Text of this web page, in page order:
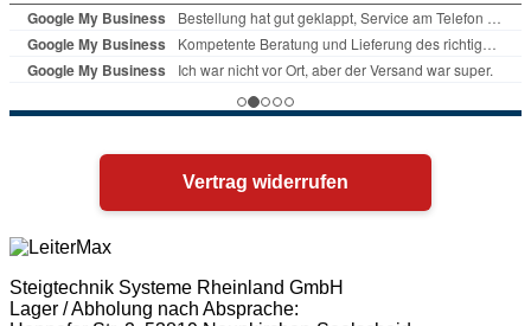
Vertrag widerrufen
Steigtechnik Systeme Rheinland GmbH
Lager / Abholung nach Absprache: